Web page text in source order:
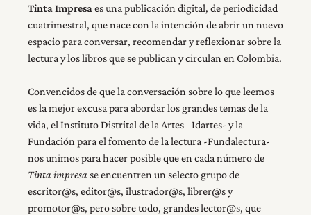
Tinta Impresaes una publicación digital, de periodicidad
cuatrimestral, que nace con la intención de abrir un nuevo
espacio para conversar, recomendar y reflexionar sobre la
lectura y los libros que se publican y circulan en Colombia.
Convencidos de que la conversación sobre lo que leemos
es la mejor excusa para abordar los grandes temas de la
vida, el Instituto Distrital de la Artes –Idartes- y la
Fundación para el fomento de la lectura -Fundalectura-
nos unimos para hacer posible que en cada número de
Tinta impresa se encuentren un selecto grupo de
escritor@s, editor@s, ilustrador@s, librer@s y
promotor@s, pero sobre todo, grandes lector@s, que